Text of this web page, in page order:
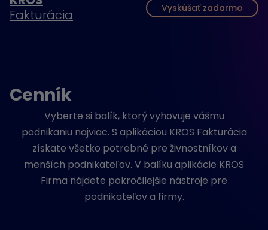
Fakturácia
Vyskúšať zadarmo
Cenník
Vyberte si balík, ktorý vyhovuje vášmu
podnikaniu najviac. S aplikáciou KROS Fakturácia
získate všetko potrebné pre živnostníkov a
menších podnikateľov. V balíku aplikácie KROS
Firma nájdete pokročilejšie nástroje pre
podnikateľov a firmy.